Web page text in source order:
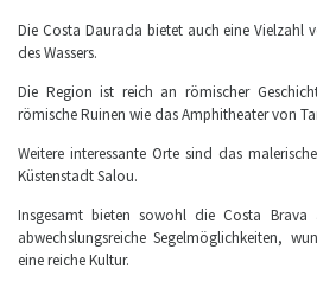
Die Costa Daurada bietet auch eine Vielzahl
des Wassers.
Die Region ist reich an römischer
römische Ruinen wie das Amphitheater von
Weitere interessante Orte sind das
Küstenstadt Salou.
Insgesamt bieten sowohl die Costa
abwechslungsreiche Segelmöglichkeiten,
eine reiche Kultur.